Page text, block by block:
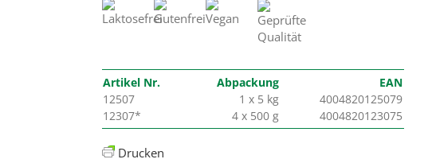
Artikel Nr. Abpackung
EAN
12507
1 x 5 kg
4004820125079
12307*
4 x 500 g 4004820123075
Drucken